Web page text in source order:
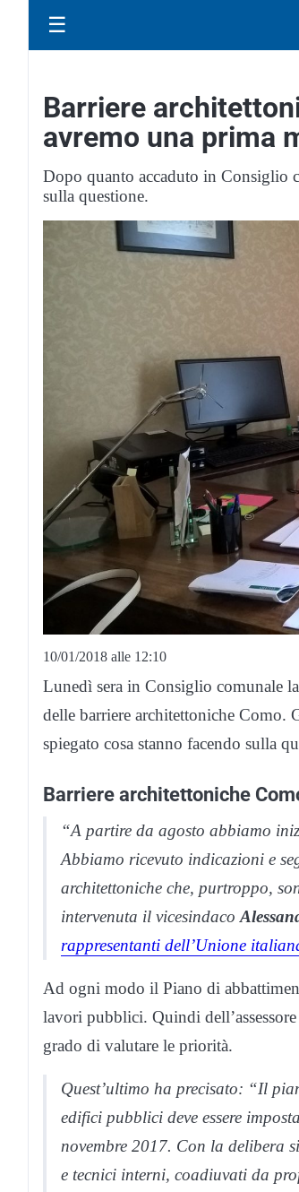
☰
Barriere
avremo una prima
Dopo quanto accaduto in Consiglio
sulla questione.
10/01/2018 alle 12:10
Lunedì sera in Consiglio comunale
delle barriere architettoniche Como.
spiegato cosa stanno facendo sulla
Barriere architettoniche
“A partire da agosto abbiamo
Abbiamo ricevuto indicazioni e
architettoniche che, purtroppo,
intervenuta il vicesindaco
rappresentanti dell’Unione
Ad ogni modo il Piano di
lavori pubblici. Quindi dell’assessore
grado di valutare le priorità.
Quest’ultimo ha precisato: “Il
edifici pubblici deve essere
novembre 2017. Con la delibera
e tecnici interni, coadiuvati da